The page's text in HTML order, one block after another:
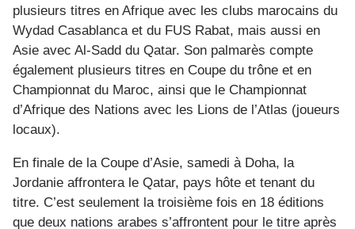
plusieurs titres en Afrique avec les clubs marocains du
Wydad Casablanca et du FUS Rabat, mais aussi en
Asie avec Al-Sadd du Qatar. Son palmarès compte
également plusieurs titres en Coupe du trône et en
Championnat du Maroc, ainsi que le Championnat
d’Afrique des Nations avec les Lions de l’Atlas (joueurs
locaux).
En finale de la Coupe d’Asie, samedi à Doha, la
Jordanie affrontera le Qatar, pays hôte et tenant du
titre. C’est seulement la troisième fois en 18 éditions
que deux nations arabes s’affrontent pour le titre après